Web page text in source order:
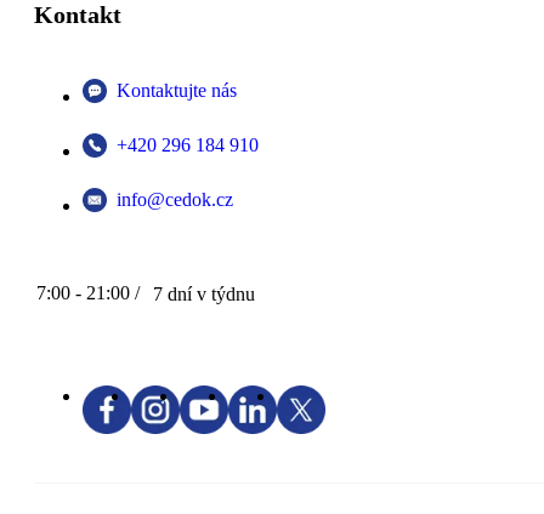
Kontakt
Kontaktujte nás
+420 296 184 910
info@cedok.cz
7:00 - 21:00 / 7 dní v týdnu